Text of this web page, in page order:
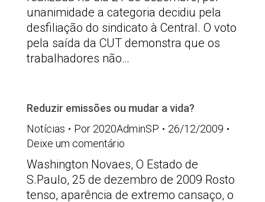
unanimidade a categoria decidiu pela
desfiliação do sindicato à Central. O voto
pela saída da CUT demonstra que os
trabalhadores não…
Reduzir emissões ou mudar a vida?
Notícias
Por 2020AdminSP
26/12/2009
Deixe um comentário
Washington Novaes, O Estado de
S.Paulo, 25 de dezembro de 2009 Rosto
tenso, aparência de extremo cansaço, o